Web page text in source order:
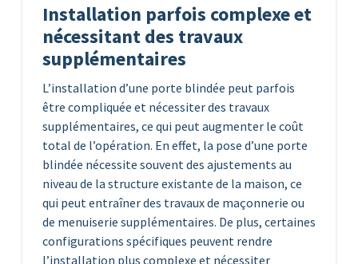
Installation parfois complexe et
nécessitant des travaux
supplémentaires
L’installation d’une porte blindée peut parfois
être compliquée et nécessiter des travaux
supplémentaires, ce qui peut augmenter le coût
total de l’opération. En effet, la pose d’une porte
blindée nécessite souvent des ajustements au
niveau de la structure existante de la maison, ce
qui peut entraîner des travaux de maçonnerie ou
de menuiserie supplémentaires. De plus, certaines
configurations spécifiques peuvent rendre
l’installation plus complexe et nécessiter